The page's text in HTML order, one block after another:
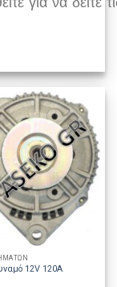
12V 120A